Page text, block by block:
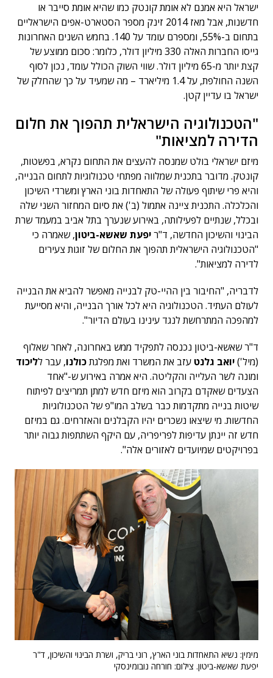
ישראל היא אמנם לא אומת קונטק כמו שהיא אומת סייבר או
חדשנות, אבל מאז 2014 זינק מספר הסטארט-אפים הישראליים
בתחום ב-55%, ומספרם עומד על 140. בחמש השנים האחרונות
גייסו החברות האלה 330 מיליון דולר, כלומר: סכום ממוצע של
קצת יותר מ-65 מיליון דולר. שווי השוק הכולל עומד, נכון לסוף
השנה החולפת, על 1.4 מיליארד – מה שמעיד על כך שהחלק של
ישראל בו עדיין קטן.
"הטכנולוגיה הישראלית תהפוך את חלום
הדירה למציאות"
מיזם ישראלי בולט שמנסה להעצים את התחום נקרא, בפשטות,
קונטק. מדובר בתכנית שמלווה מפתחי טכנולוגיות לתחום הבנייה,
והיא פרי שיתוף פעולה של התאחדות בוני הארץ ומשרדי השיכון
והכלכלה. התכנית ציינה אתמול (ב') את סיום המחזור השני שלה
ובכלל, שנתיים לפעילותה, באירוע שנערך בתל אביב במעמד שרת
הבינוי והשיכון החדשה, ד"ריפעת שאשא-ביטון, שאמרה כי
"הטכנולוגיה הישראלית תהפוך את החלום של זוגות צעירים
לדירה למציאות".
לדבריה, "החיבור בין ההיי-טק לבנייה מאפשר להביא את הבנייה
לעולם העתיד. הטכנולוגיה היא לכל אורך הבנייה, והיא מסייעת
למהפכה המתרחשת לנגד עינינו בעולם הדיור".
ד"ר שאשא-ביטון נכנסה לתפקיד ממש באחרונה, לאחר שאלוף
(מיל')יואב גלנט עזב את המשרד ואת מפלגתכולנו, עבר לליכוד
ומונה לשר העלייה והקליטה. היא אמרה באירוע ש-"אחד
הצעדים שאקדם בקרוב הוא מיזם חדש למתן תמריצים לפיתוח
שיטות בנייה מתקדמות כבר בשלב המו"פ של הטכנולוגיות
החדשות. מי שיצאו נשכרים יהיו הקבלנים והאזרחים. גם במיזם
חדש זה יינתן עדיפות לפריפריה, עם היקף השתתפות גבוה יותר
בפרויקטים שמיועדים לאזורים אלה".
מימין: נשיא התאחדות בוני הארץ, רוני בריק, ושרת הבינוי והשיכון, ד"ר
יפעת שאשא-ביטון. צילום: חורחה נובומינסקי